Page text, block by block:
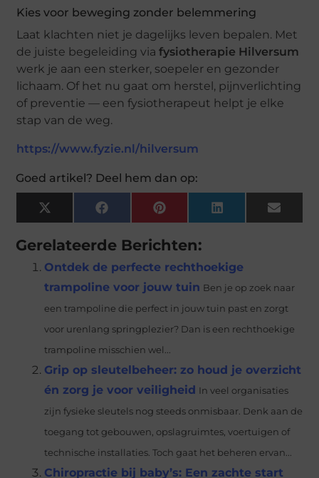
Kies voor beweging zonder belemmering
Laat klachten niet je dagelijks leven bepalen. Met
de juiste begeleiding viafysiotherapie Hilversum
werk je aan een sterker, soepeler en gezonder
lichaam. Of het nu gaat om herstel, pijnverlichting
of preventie — een fysiotherapeut helpt je elke
stap van de weg.
https://www.fyzie.nl/hilversum
Goed artikel? Deel hem dan op:
X
(Twitter)
FacebookPinterestLinkedInEmail
Gerelateerde Berichten:
Ontdek de perfecte rechthoekige
trampoline voor jouw tuin Ben je op zoek naar
een trampoline die perfect in jouw tuin past en zorgt
voor urenlang springplezier? Dan is een rechthoekige
trampoline misschien wel...
Grip op sleutelbeheer: zo houd je overzicht
én zorg je voor veiligheid In veel organisaties
zijn fysieke sleutels nog steeds onmisbaar. Denk aan de
toegang tot gebouwen, opslagruimtes, voertuigen of
technische installaties. Toch gaat het beheren ervan...
Chiropractie bij baby’s: Een zachte start